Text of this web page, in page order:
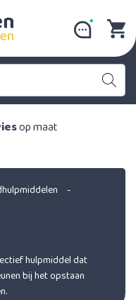
op maat
-
hulpmiddel dat
bij het opstaan